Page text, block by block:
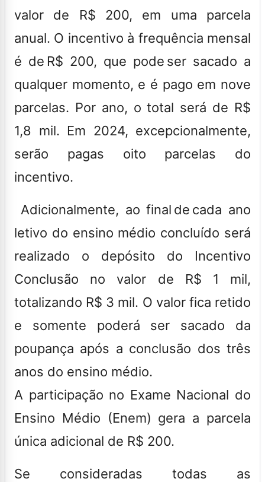
valor de R$ 200, em uma parcela
anual. O incentivo à frequência mensal
é de R$ 200, que pode ser sacado a
qualquer momento, e é pago em nove
parcelas. Por ano, o total será de R$
1,8 mil. Em 2024, excepcionalmente,
serão pagas oito parcelas do
incentivo.
Adicionalmente, ao final de cada ano
letivo do ensino médio concluído será
realizado o depósito do Incentivo
Conclusão no valor de R$ 1 mil,
totalizando R$ 3 mil. O valor fica retido
e somente poderá ser sacado da
poupança após a conclusão dos três
anos do ensino médio.
A participação no Exame Nacional do
Ensino Médio (Enem) gera a parcela
única adicional de R$ 200.
Se consideradas todas as